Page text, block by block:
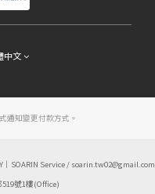
中文
通知變更付款方式。
｜SOARIN Service / soarin.tw02@gmail.com
號1樓(Office)